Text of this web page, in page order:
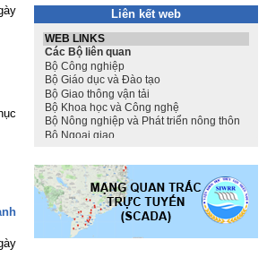
Liên kết web